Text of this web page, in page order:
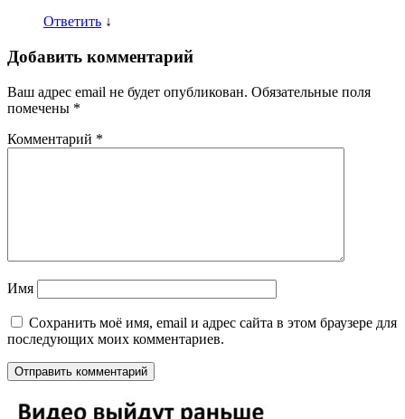
Ответить ↓
Добавить комментарий
Ваш адрес email не будет опубликован. Обязательные поля
помечены *
Комментарий *
Имя
Сохранить моё имя, email и адрес сайта в этом браузере для
последующих моих комментариев.